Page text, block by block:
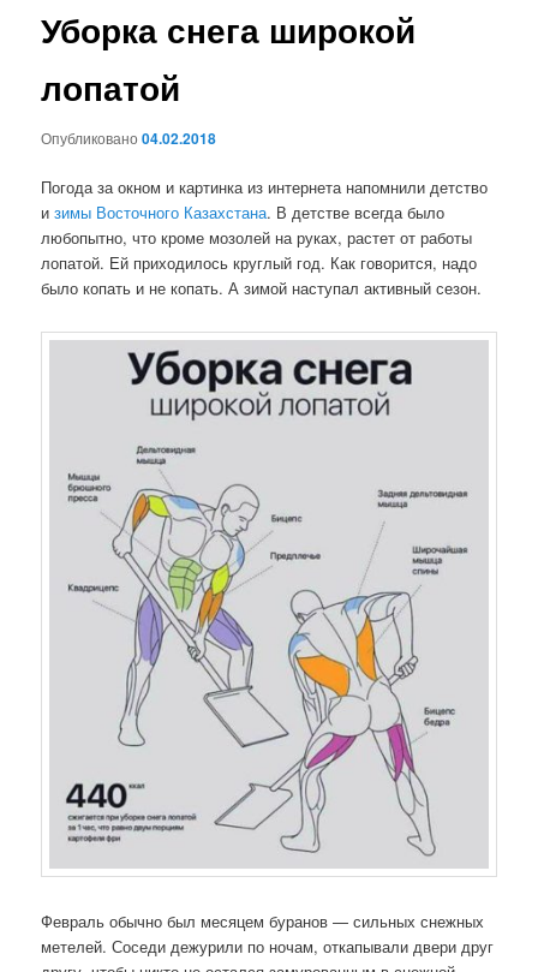
Уборка снега широкой
лопатой
Опубликовано04.02.2018
Погода за окном и картинка из интернета напомнили детство
изимы Восточного Казахстана. В детстве всегда было
любопытно, что кроме мозолей на руках, растет от работы
лопатой. Ей приходилось круглый год. Как говорится, надо
было копать и не копать. А зимой наступал активный сезон.
Февраль обычно был месяцем буранов — сильных снежных
метелей. Соседи дежурили по ночам, откапывали двери друг